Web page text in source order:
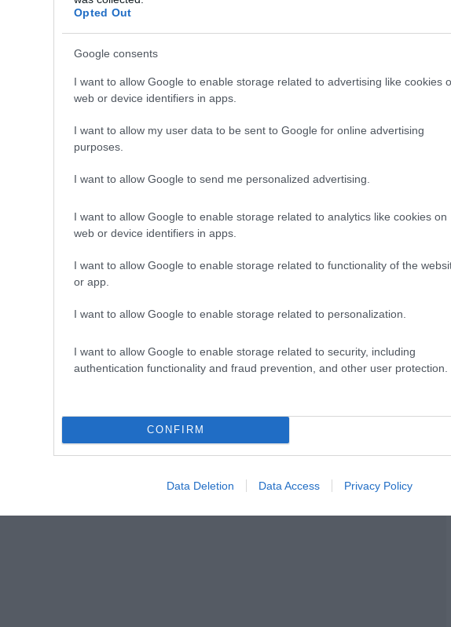
Opted Out
Google consents
I want to allow Google to enable storage related to advertising like cookies
web or device identifiers in apps.
I want to allow my user data to be sent to Google for online advertising
purposes.
I want to allow Google to send me personalized advertising.
I want to allow Google to enable storage related to analytics like cookies on
web or device identifiers in apps.
I want to allow Google to enable storage related to functionality of the
or app.
I want to allow Google to enable storage related to personalization.
I want to allow Google to enable storage related to security, including
authentication functionality and fraud prevention, and other user protection.
CONFIRM
Data Deletion Data Access Privacy Policy
για την απόφαση του Παρισιού να απαγορεύσει, προσωρινά,
την διέλευση από τον εναέριο χώρο του στο αεροπλάνο που
μετέφερε τον πρόεδρο της Βολιβίας.
Τμήμα ειδήσεων defencenet.gr
ΣΧΟΛΙΑΣΤΕ ΤΟ ΑΡΘΡΟ